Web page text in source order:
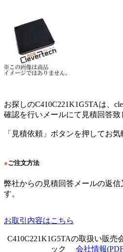
お探しのC410C221K1G5TAは、
確認を行いメールにて見積回答致
「見積依頼」ボタンを押してお気
●ご注文方法
弊社からの見積回答メールの返信
す。
お取引内容はこちら
C410C221K1G5TAの取扱い販
ック 会社情報